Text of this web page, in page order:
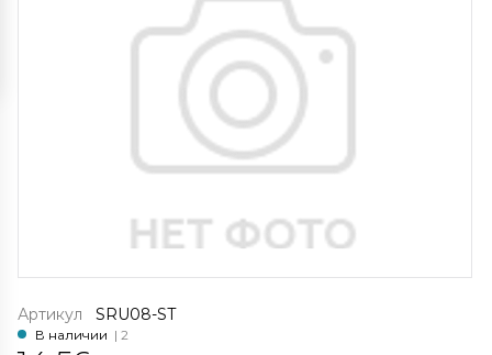
Артикул SRU08-ST
В наличии | 2